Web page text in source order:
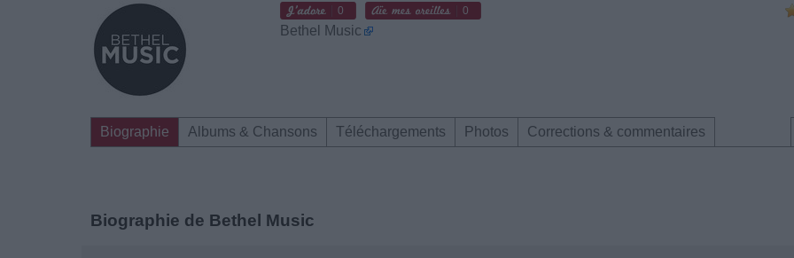
0 0
Bethel Music
Biographie Albums & Chansons Téléchargements Photos Corrections & commentaires
Biographie de Bethel Music